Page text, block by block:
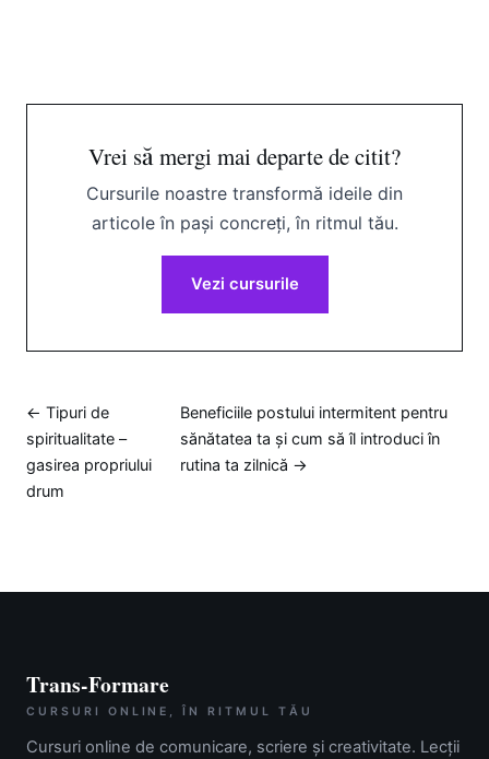
Vrei să mergi mai departe de citit?
Cursurile noastre transformă ideile din
articole în pași concreți, în ritmul tău.
Vezi cursurile
← Tipuri de
spiritualitate –
gasirea propriului
drum
Beneficiile postului intermitent pentru
sănătatea ta și cum să îl introduci în
rutina ta zilnică →
Trans-Formare
CURSURI ONLINE, ÎN RITMUL TĂU
Cursuri online de comunicare, scriere și creativitate. Lecții